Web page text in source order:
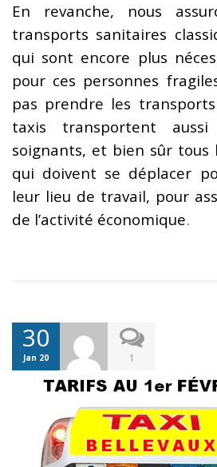
En revanche, nous
transports sanitaires
qui sont encore plus
pour ces personnes
pas prendre les
taxis transportent aussi
soignants, et bien sûr tous
qui doivent se déplacer
leur lieu de travail, pour
de l’activité économique.
30
Jan 20 1